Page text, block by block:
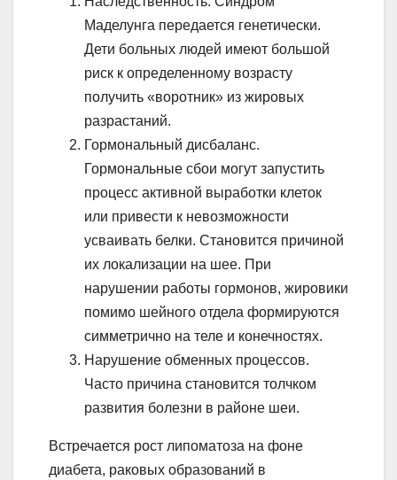
Маделунга передается генетически.
Дети больных людей имеют большой
риск к определенному возрасту
получить «воротник» из жировых
разрастаний.
Гормональный дисбаланс.
Гормональные сбои могут запустить
процесс активной выработки клеток
или привести к невозможности
усваивать белки. Становится причиной
их локализации на шее. При
нарушении работы гормонов, жировики
помимо шейного отдела формируются
симметрично на теле и конечностях.
Нарушение обменных процессов.
Часто причина становится толчком
развития болезни в районе шеи.
Встречается рост липоматоза на фоне
диабета, раковых образований в